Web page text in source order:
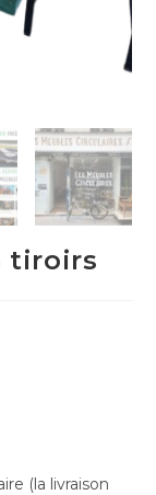
tiroirs
(la livraison